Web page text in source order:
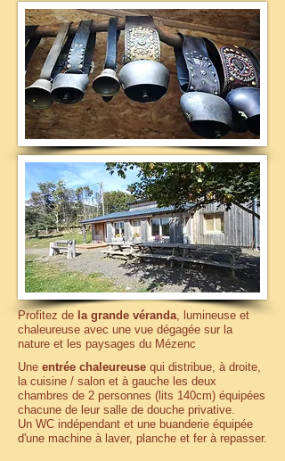
Profitez de la grande véranda, lumineuse et
chaleureuse avec une vue dégagée sur la
nature et les paysages du Mézenc
Une entrée chaleureuse qui distribue, à droite,
la cuisine / salon et à gauche les deux
chambres de 2 personnes (lits 140cm) équipées
chacune de leur salle de douche privative.
Un WC indépendant et une buanderie équipée
d'une machine à laver, planche et fer à repasser.